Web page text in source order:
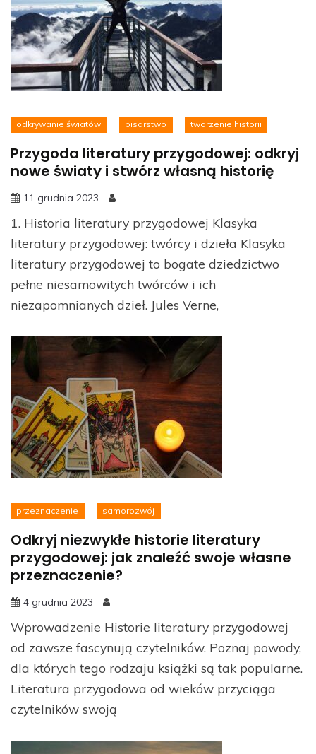
odkrywanie światów pisarstwo tworzenie historii
Przygoda literatury przygodowej: odkryj
nowe światy i stwórz własną historię
11 grudnia 2023
1. Historia literatury przygodowej Klasyka
literatury przygodowej: twórcy i dzieła Klasyka
literatury przygodowej to bogate dziedzictwo
pełne niesamowitych twórców i ich
niezapomnianych dzieł. Jules Verne,
przeznaczenie samorozwój
Odkryj niezwykłe historie literatury
przygodowej: jak znaleźć swoje własne
przeznaczenie?
4 grudnia 2023
Wprowadzenie Historie literatury przygodowej
od zawsze fascynują czytelników. Poznaj powody,
dla których tego rodzaju książki są tak popularne.
Literatura przygodowa od wieków przyciąga
czytelników swoją